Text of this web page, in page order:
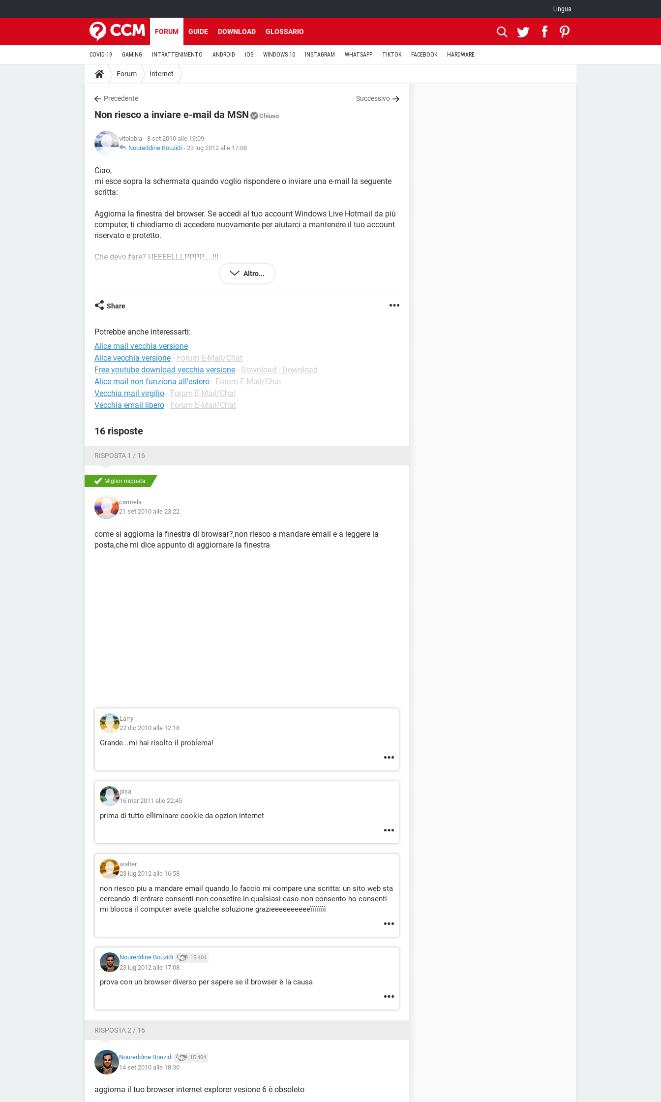
Lingua
FORUM GUIDE DOWNLOAD GLOSSARIO
COVID-19 GAMING INTRATTENIMENTO ANDROID iOS WINDOWS 10 INSTAGRAM WHATSAPP TIKTOK FACEBOOK HARDWARE
Forum Internet
Precedente Successivo
Non riesco a inviare e-mail da MSN Chiuso
vitolabia - 8 set 2010 alle 19:09
Noureddine Bouzidi - 23 lug 2012 alle 17:08
Ciao,
mi esce sopra la schermata quando voglio rispondere o inviare una e-mail la seguente
scritta:
Aggiorna la finestra del browser. Se accedi al tuo account Windows Live Hotmail da più
computer, ti chiediamo di accedere nuovamente per aiutarci a mantenere il tuo account
riservato e protetto.
Che devo fare? HEEEELLLPPPP.....!!!
Altro...
Share
Potrebbe anche interessarti:
Alice mail vecchia versione
Alice vecchia versione - Forum E-Mail/Chat
Free youtube download vecchia versione - Download - Download
Alice mail non funziona all'estero - Forum E-Mail/Chat
Vecchia mail virgilio - Forum E-Mail/Chat
Vecchia email libero - Forum E-Mail/Chat
16 risposte
RISPOSTA 1 / 16
Miglior risposta
carmela
21 set 2010 alle 23:22
come si aggiorna la finestra di browsar?,non riesco a mandare email e a leggere la
posta,che mi dice appunto di aggiornare la finestra
Larry
22 dic 2010 alle 12:18
Grande...mi hai risolto il problema!
pisa
16 mar 2011 alle 22:45
prima di tutto elliminare cookie da opzion internet
walter
23 lug 2012 alle 16:58
non riesco piu a mandare email quando lo faccio mi compare una scritta: un sito web sta
cercando di entrare consenti non consetire.in qualsiasi caso non consento ho consenti
mi blocca il computer avete qualche soluzione grazieeeeeeeeeeìììììììì
Noureddine Bouzidi 15.404
23 lug 2012 alle 17:08
prova con un browser diverso per sapere se il browser è la causa
RISPOSTA 2 / 16
Noureddine Bouzidi 15.404
14 set 2010 alle 18:30
aggiorna il tuo browser internet explorer vesione 6 è obsoleto